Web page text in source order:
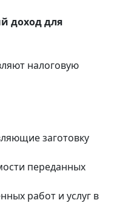
доход для
налоговую
заготовку
переданных
работ и услуг в